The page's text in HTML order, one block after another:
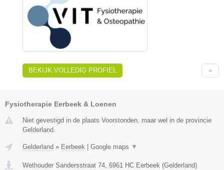
BEKIJK VOLLEDIG PROFIEL
Fysiotherapie Eerbeek & Loenen
Niet gevestigd in de plaats Voorstonden, maar wel in de provincie
Gelderland.
Gelderland » Eerbeek | Google maps ▼
Wethouder Sandersstraat 74 6961 HC Eerbeek (Gelderland)